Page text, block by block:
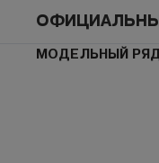
МОДЕЛЬНЫЙ